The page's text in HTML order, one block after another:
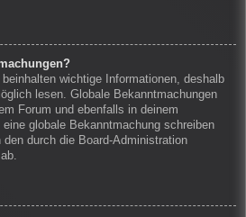
wichtige Informationen, deshalb
lesen. Globale Bekanntmachungen
Forum und ebenfalls in deinem
globale Bekanntmachung schreiben
durch die Board-Administration